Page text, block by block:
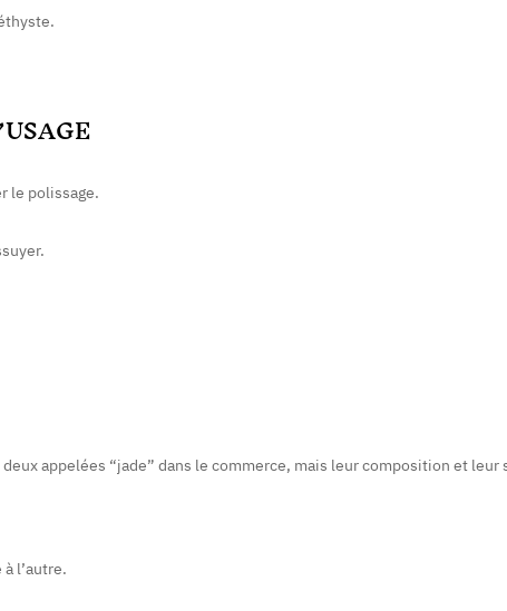
le polissage.
appelées “jade” dans le commerce, mais leur composition et
l’autre.